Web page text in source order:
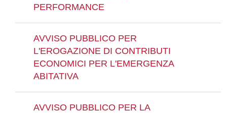
PERFORMANCE
AVVISO PUBBLICO PER
L'EROGAZIONE DI CONTRIBUTI
ECONOMICI PER L'EMERGENZA
ABITATIVA
AVVISO PUBBLICO PER LA